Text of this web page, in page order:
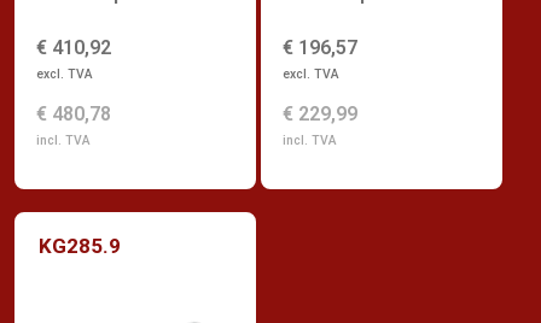
€ 410,92
excl. TVA
€ 480,78
incl. TVA
€ 196,57
excl. TVA
€ 229,99
incl. TVA
KG285.9